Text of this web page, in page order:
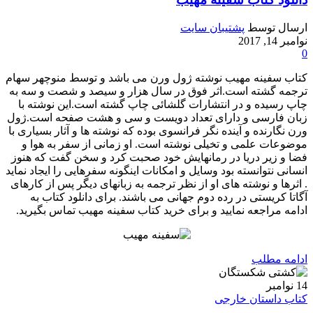
ارسال توسط پشتیبان سایت
نوامبر 14, 2017
0
کتاب سفینه مهیب نوشته ژول ورن می باشد و توسط منوچهر سهام
ترجمه گشته است.اثر فوق در سال هزار و سیصد و شصت و سه به
چاپ رسیده و در انتشارات گلشائی چاپ گشته است.این نوشته با
زبان فارسی و دارای تعداد دویست و سی و هشت صفحه است.ژول
ورن نگارنده و آینده نگر فرانسوی بوده که نوشته ها و آثار بسیاری با
موضوعات علمی و تخیلی نوشته است. او زمانی از سفر به هوا و
فضا و زیر دریا در رمانهایش خود صحبت کرد و سخن گفت که هنوز
انسانی نتوانسته بود وسایل و امکانات اینگونه سفرهایی را ایجاد نماید
. اثرها و نوشته های او از نظر ترجمه به زبانهای دیگر پس از کارهای
آگاتا کریستی در رده دوم جهانی می باشند. برای دانلود کتاب به
ادامه مراجعه نمایید و برای خرید کتاب سفینه مهیب تماس بگیرید.
ادامه مطلب
14 نوامبر
کتاب داستان خارجی